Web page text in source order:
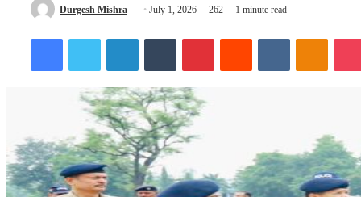
Durgesh Mishra
Send July 1, 2026 262 1 minute read
FacebookTwitter LinkedInTumblr PinterestReddit VKontakte